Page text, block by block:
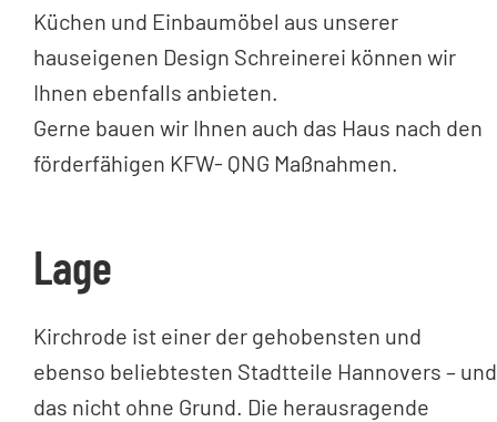
Küchen und Einbaumöbel aus unserer
hauseigenen Design Schreinerei können wir
Ihnen ebenfalls anbieten.
Gerne bauen wir Ihnen auch das Haus nach den
förderfähigen KFW- QNG Maßnahmen.
Lage
Kirchrode ist einer der gehobensten und
ebenso beliebtesten Stadtteile Hannovers – und
das nicht ohne Grund. Die herausragende